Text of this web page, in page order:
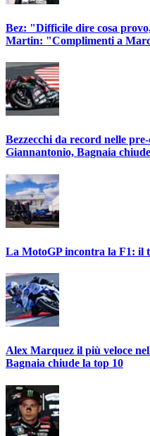
Bez: "Difficile dire cosa
Martin: "Complimenti a
Bezzecchi da record nelle
Giannantonio, Bagnaia
La MotoGP incontra la F1: il
Alex Marquez il più veloce
Bagnaia chiude la top 10